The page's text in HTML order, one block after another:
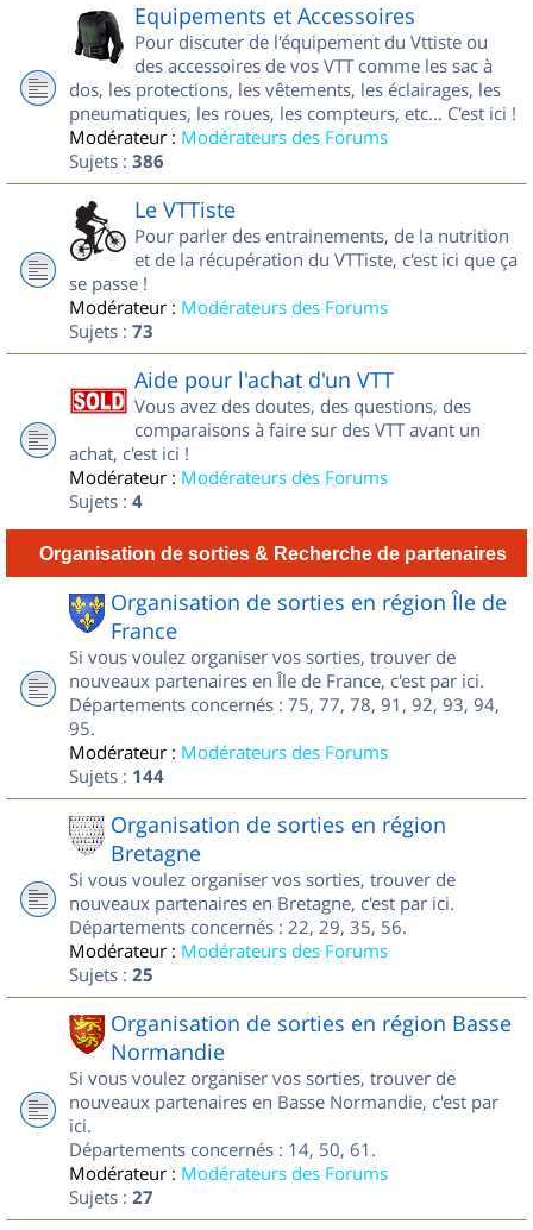
Equipements et Accessoires
Pour discuter de l'équipement du Vttiste ou
des accessoires de vos VTT comme les sac à
dos, les protections, les vêtements, les éclairages, les
pneumatiques, les roues, les compteurs, etc... C'est ici !
Modérateur : Modérateurs des Forums
Sujets : 386
Le VTTiste
Pour parler des entrainements, de la nutrition
et de la récupération du VTTiste, c'est ici que ça
se passe !
Modérateur : Modérateurs des Forums
Sujets : 73
Aide pour l'achat d'un VTT
Vous avez des doutes, des questions, des
comparaisons à faire sur des VTT avant un
achat, c'est ici !
Modérateur : Modérateurs des Forums
Sujets : 4
Organisation de sorties & Recherche de partenaires
Organisation de sorties en région Île de
France
Si vous voulez organiser vos sorties, trouver de
nouveaux partenaires en Île de France, c'est par ici.
Départements concernés : 75, 77, 78, 91, 92, 93, 94,
95.
Modérateur : Modérateurs des Forums
Sujets : 144
Organisation de sorties en région
Bretagne
Si vous voulez organiser vos sorties, trouver de
nouveaux partenaires en Bretagne, c'est par ici.
Départements concernés : 22, 29, 35, 56.
Modérateur : Modérateurs des Forums
Sujets : 25
Organisation de sorties en région Basse
Normandie
Si vous voulez organiser vos sorties, trouver de
nouveaux partenaires en Basse Normandie, c'est par
ici.
Départements concernés : 14, 50, 61.
Modérateur : Modérateurs des Forums
Sujets : 27